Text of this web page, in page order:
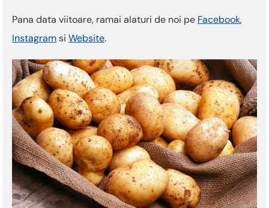
Pana data viitoare, ramai alaturi de noi pe Facebook,
Instagramsi Website.